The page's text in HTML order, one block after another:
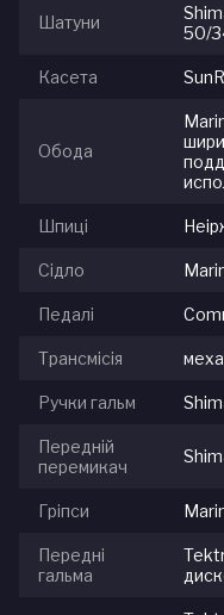
Шатуни
50/
Касета
Обода
Шпиці
Сідло
Педалі
Трансмісія
Ручки гальм
Передній
перемикач
Гріпси
Передні
гальма